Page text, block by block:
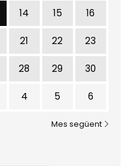
Dijous 13 de maig
14 15 16
21 22 23
28 29 30
4 5 6
Mes següent